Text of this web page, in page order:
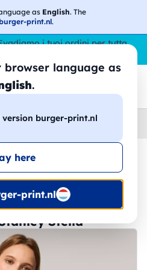
as English. The
print.nl.
browser language as
.
version burger-print.nl
here
print.nl
i tuoi ordini per tutta
Stella